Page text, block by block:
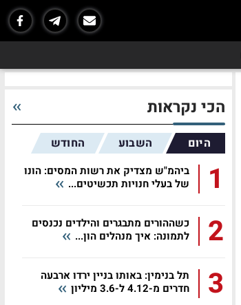
הכי נקראות
היום השבוע החודש
1
ביהמ"ש מצדיק את רשות המסים: הונו
של בעלי חנויות תכשיטים...
2
כשההורים מתבגרים והילדים נכנסים
לתמונה: איך מנהלים הון...
3
תל בנימין: באותו בניין ירדו ארבעה
חדרים מ-4.12 ל-3.6 מיליון